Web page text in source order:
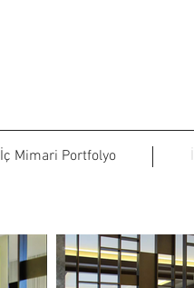
İç Mimari Portfolyo